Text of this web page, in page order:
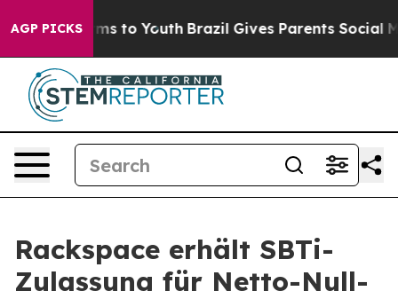
AGP PICKS
Harms to Youth Brazil Gives Parents Social
Rackspace erhält SBTi-
Zulassung für Netto-Null-